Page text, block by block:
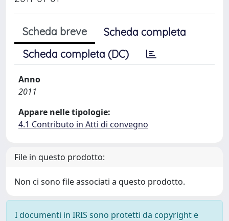
Scheda breve
Scheda completa
Scheda completa (DC)
Anno
2011
Appare nelle tipologie:
4.1 Contributo in Atti di convegno
File in questo prodotto:
Non ci sono file associati a questo prodotto.
I documenti in IRIS sono protetti da copyright e